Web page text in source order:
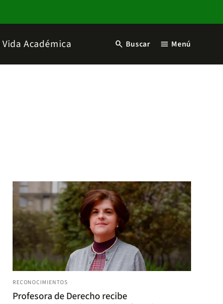
Vida Académica search Buscar menu Menú
RECONOCIMIENTOS
Profesora de Derecho recibe